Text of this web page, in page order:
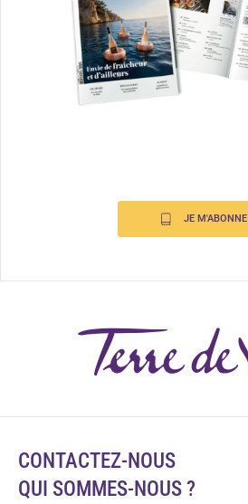
JE M'ABONNE
CONTACTEZ-NOUS
QUI SOMMES-NOUS ?